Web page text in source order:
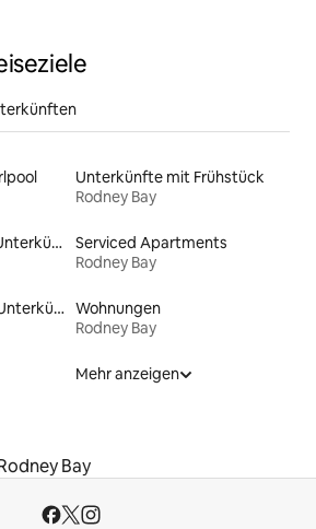
Unterkünfte mit Frühstück
Rodney Bay
Familienfreundliche Unterkünfte
Serviced Apartments
Rodney Bay
Haustierfreundliche Unterkünfte Wohnungen
Rodney Bay
Mehr anzeigen
Bay